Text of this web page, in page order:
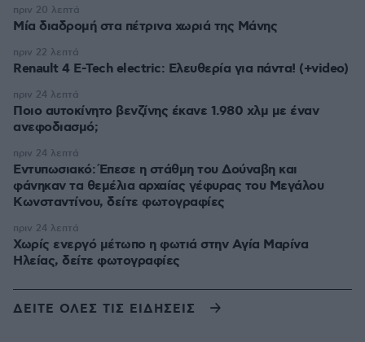
Μία διαδρομή στα πέτρινα χωριά της Μάνης
πριν 20 λεπτά
Renault 4 E-Tech electric: Ελευθερία για πάντα! (+video)
πριν 22 λεπτά
Ποιο αυτοκίνητο βενζίνης έκανε 1.980 χλμ με έναν
ανεφοδιασμό;
πριν 24 λεπτά
Εντυπωσιακό: Έπεσε η στάθμη του Δούναβη και
φάνηκαν τα θεμέλια αρχαίας γέφυρας του Μεγάλου
Κωνσταντίνου, δείτε φωτογραφίες
πριν 24 λεπτά
Χωρίς ενεργό μέτωπο η φωτιά στην Aγία Μαρίνα
Ηλείας, δείτε φωτογραφίες
πριν 24 λεπτά
ΔΕΙΤΕ ΟΛΕΣ ΤΙΣ ΕΙΔΗΣΕΙΣ